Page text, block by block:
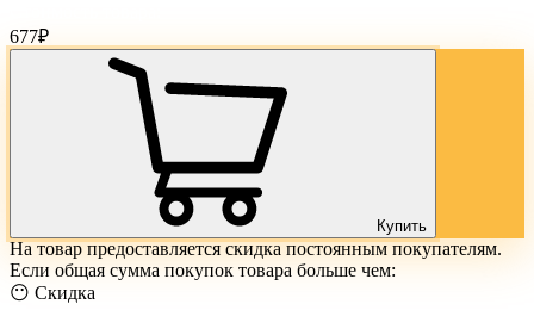
677₽
Купить
На товар предоставляется скидка постоянным покупателям.
Если общая сумма покупок товара больше чем:
😶 Скидка